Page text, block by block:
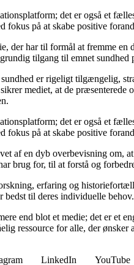
det er også et
fokus på at skabe positive
der har til formål at fremme
tilgang til emnet
er rigeligt tilgængelig,
mediet, at de
det er også et
fokus på at skabe positive
af en dyb overbevisning om,
brug for, til at forstå og
erfaring og
bedst til deres individuelle
end blot et medie; det er et
ressource for alle, der
LinkedIn YouTube